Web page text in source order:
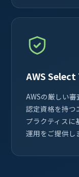
AWS
AWSの厳しい審
認定資格を持つ
プラクティスに
運用をご提供し